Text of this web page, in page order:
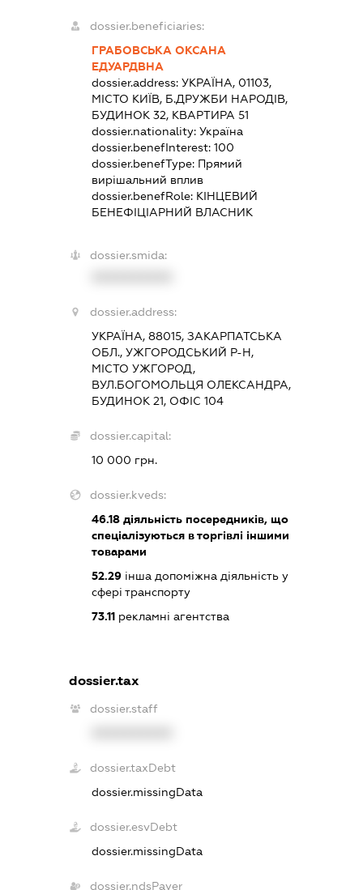
dossier.beneficiaries:
ГРАБОВСЬКА ОКСАНА
ЕДУАРДВНА
dossier.address:УКРАЇНА, 01103,
МІСТО КИЇВ, Б.ДРУЖБИ НАРОДІВ,
БУДИНОК 32, КВАРТИРА 51
dossier.nationality:Україна
dossier.benefInterest:100
dossier.benefType: Прямий
вирішальний вплив
dossier.benefRole: КІНЦЕВИЙ
БЕНЕФІЦІАРНИЙ ВЛАСНИК
dossier.smida:
dossier.address:
УКРАЇНА, 88015, ЗАКАРПАТСЬКА
ОБЛ., УЖГОРОДСЬКИЙ Р-Н,
МІСТО УЖГОРОД,
ВУЛ.БОГОМОЛЬЦЯ ОЛЕКСАНДРА,
БУДИНОК 21, ОФІС 104
dossier.capital:
10 000 грн.
dossier.kveds:
46.18 діяльність посередників, що
спеціалізуються в торгівлі іншими
товарами
52.29 інша допоміжна діяльність у
сфері транспорту
73.11 рекламні агентства
dossier.tax
dossier.staff
dossier.taxDebt
dossier.missingData
dossier.esvDebt
dossier.missingData
dossier.ndsPayer